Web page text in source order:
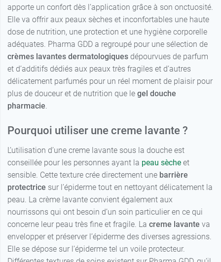
apporte un confort dès l’application grâce à son onctuosité.
Elle va offrir aux peaux sèches et inconfortables une haute
dose de nutrition, une protection et une hygiène corporelle
adéquates. Pharma GDD a regroupé pour une sélection de
crèmes lavantes dermatologiques dépourvues de parfum
et d’additifs dédiés aux peaux très fragiles et d’autres
délicatement parfumés pour un réel moment de plaisir pour
plus de douceur et de nutrition que le gel douche
pharmacie.
Pourquoi utiliser une creme lavante ?
L’utilisation d’une creme lavante sous la douche est
conseillée pour les personnes ayant la peau sèche et
sensible. Cette texture crée directement une barrière
protectrice sur l’épiderme tout en nettoyant délicatement la
peau. La crème lavante convient également aux
nourrissons qui ont besoin d’un soin particulier en ce qui
concerne leur peau très fine et fragile. La creme lavante va
envelopper et préserver l’épiderme des diverses agressions.
Elle se dépose sur l’épiderme tel un voile protecteur.